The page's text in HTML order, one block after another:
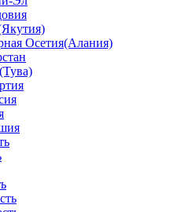
Осетия(Алания)